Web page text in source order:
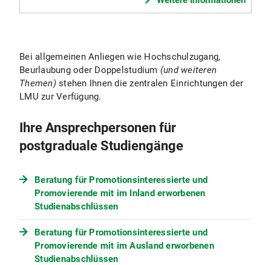
Bei allgemeinen Anliegen wie Hochschulzugang,
Beurlaubung oder Doppelstudium (und weiteren
Themen) stehen Ihnen die zentralen Einrichtungen der
LMU zur Verfügung.
Ihre Ansprechpersonen für
postgraduale Studiengänge
Beratung für Promotionsinteressierte und
Promovierende mit im Inland erworbenen
Studienabschlüssen
Beratung für Promotionsinteressierte und
Promovierende mit im Ausland erworbenen
Studienabschlüssen